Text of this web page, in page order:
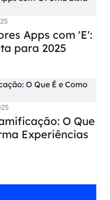
Apps com 'E':
para 2025
O Que
Experiências